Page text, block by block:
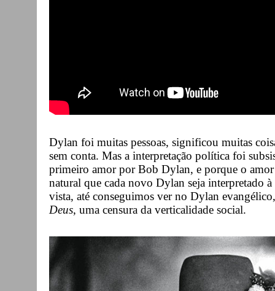
Dylan foi muitas pessoas, significou muitas
sem conta. Mas a interpretação política foi
primeiro amor por Bob Dylan, e porque o
natural que cada novo Dylan seja interpretado
vista, até conseguimos ver no Dylan
Deus, uma censura da verticalidade social.